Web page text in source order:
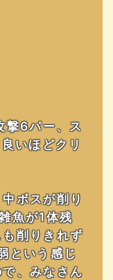
撃6パー、ス
いほどクリ
ボスが削り
魚が1体残
削りきれず
という感じ
、みなさん